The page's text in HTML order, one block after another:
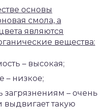
основы
смола, а
являются
вещества:
– высокая;
– низкое;
загрязнениям – очень
выдвигает такую